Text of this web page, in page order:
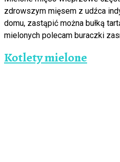
zdrowszym mięsem z udźca
domu, zastąpić można bułką
mielonych polecam buraczki
Kotlety mielone